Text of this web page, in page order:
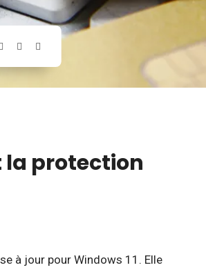
la protection
à jour pour Windows 11. Elle